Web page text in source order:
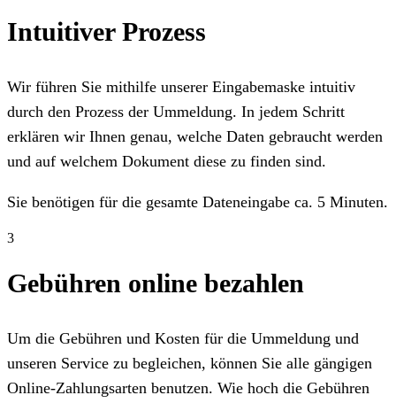
Intuitiver Prozess
Wir führen Sie mithilfe unserer Eingabemaske intuitiv
durch den Prozess der Ummeldung. In jedem Schritt
erklären wir Ihnen genau, welche Daten gebraucht werden
und auf welchem Dokument diese zu finden sind.
Sie benötigen für die gesamte Dateneingabe ca. 5 Minuten.
3
Gebühren online bezahlen
Um die Gebühren und Kosten für die Ummeldung und
unseren Service zu begleichen, können Sie alle gängigen
Online-Zahlungsarten benutzen. Wie hoch die Gebühren